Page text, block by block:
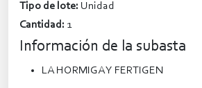
Tipo de lote: Unidad
Cantidad: 1
Información de la subasta
LA HORMIGA Y FERTIGEN